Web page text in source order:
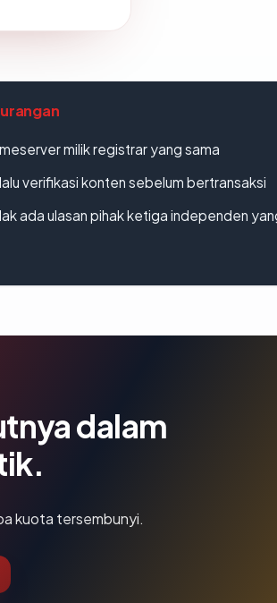
milik registrar yang sama
verifikasi konten sebelum bertransaksi
ada ulasan pihak ketiga independen
dalam
kuota tersembunyi.